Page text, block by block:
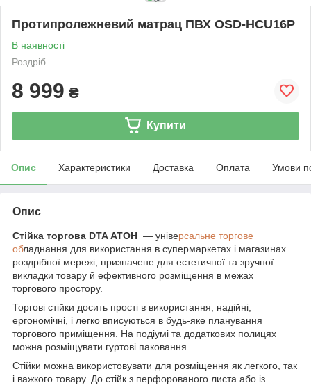
Протипролежневий матрац ПВХ OSD-HCU16P
В наявності
Роздріб
8 999 ₴
Купити
Опис Характеристики Доставка Оплата Умови
Опис
Стійка торгова DTA АТОН — універсальне торгове
обладнання для використання в супермаркетах і магазинах
роздрібної мережі, призначене для естетичної та зручної
викладки товару й ефективного розміщення в межах
торгового простору.
Торгові стійки досить прості в використання, надійні,
ергономічні, і легко вписуються в будь-яке планування
торгового приміщення. На подіумі та додаткових полицях
можна розміщувати гуртові паковання.
Стійки можна використовувати для розміщення як легкого, так
і важкого товару. До стійк з перфорованого листа або із